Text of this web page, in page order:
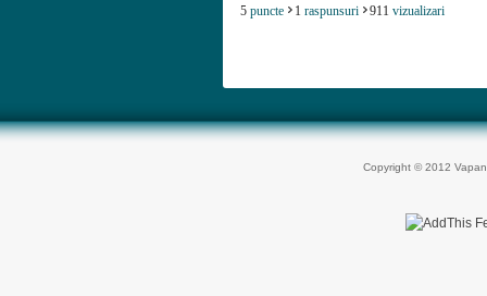
5 puncte 1 raspunsuri 911 vizualizari
Copyright © 2012